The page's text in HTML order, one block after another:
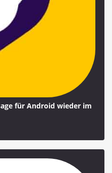
für Android wieder im